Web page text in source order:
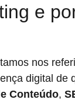
e
nos
digital de
Conteúdo,